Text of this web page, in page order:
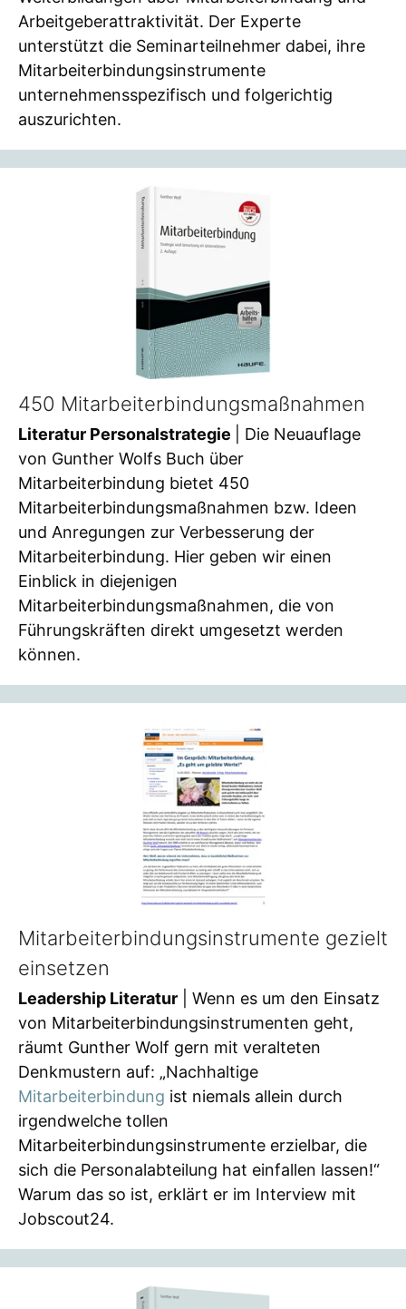
Arbeitgeberattraktivität. Der Experte
unterstützt die Seminarteilnehmer dabei, ihre
Mitarbeiterbindungsinstrumente
unternehmensspezifisch und folgerichtig
auszurichten.
450 Mitarbeiterbindungsmaßnahmen
Literatur Personalstrategie
| Die Neuauflage
von Gunther Wolfs Buch über
Mitarbeiterbindung bietet 450
Mitarbeiterbindungsmaßnahmen bzw. Ideen
und Anregungen zur Verbesserung der
Mitarbeiterbindung. Hier geben wir einen
Einblick in diejenigen
Mitarbeiterbindungsmaßnahmen, die von
Führungskräften direkt umgesetzt werden
können.
Mitarbeiterbindungsinstrumente gezielt
einsetzen
Leadership Literatur | Wenn es um den Einsatz
von Mitarbeiterbindungsinstrumenten geht,
räumt Gunther Wolf gern mit veralteten
Denkmustern auf: „Nachhaltige
Mitarbeiterbindung ist niemals allein durch
irgendwelche tollen
Mitarbeiterbindungsinstrumente erzielbar, die
sich die Personalabteilung hat einfallen lassen!“
Warum das so ist, erklärt er im Interview mit
Jobscout24.